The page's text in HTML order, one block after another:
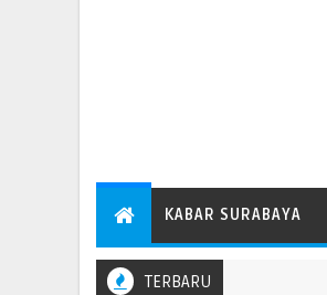
KABAR SURABAYA
TERBARU